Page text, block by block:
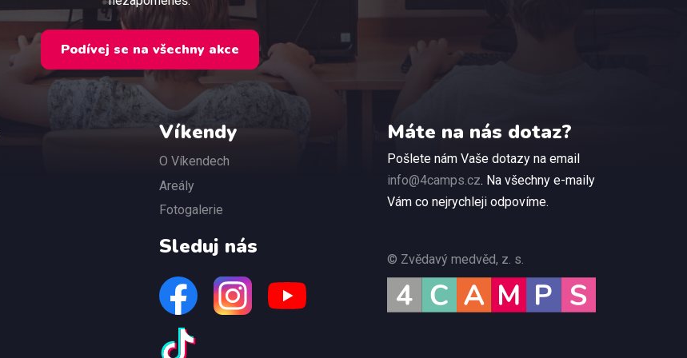
Podívej se na všechny akce
Víkendy
O Víkendech
Areály
Fotogalerie
Sleduj nás
Máte na nás dotaz?
Pošlete nám Vaše dotazy na email
info@4camps.cz. Na všechny e-maily
Vám co nejrychleji odpovíme.
© Zvědavý medvěd, z. s.